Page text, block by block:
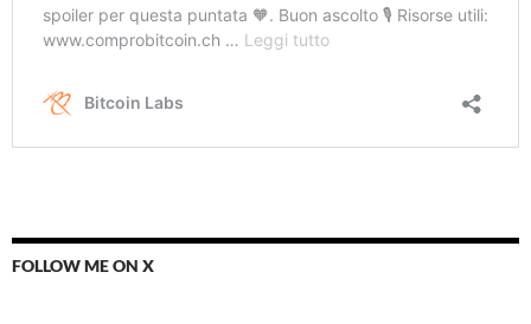
FOLLOW ME ON X